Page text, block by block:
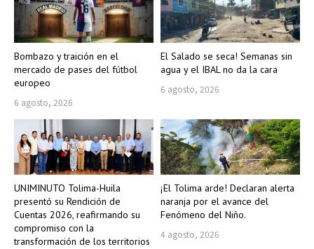
Bombazo y traición en el
mercado de pases del fútbol
europeo
6 agosto, 2026
El Salado se seca! Semanas sin
agua y el IBAL no da la cara
6 agosto, 2026
UNIMINUTO Tolima-Huila
presentó su Rendición de
Cuentas 2026, reafirmando su
compromiso con la
transformación de los territorios
¡El Tolima arde! Declaran alerta
naranja por el avance del
Fenómeno del Niño.
4 agosto, 2026